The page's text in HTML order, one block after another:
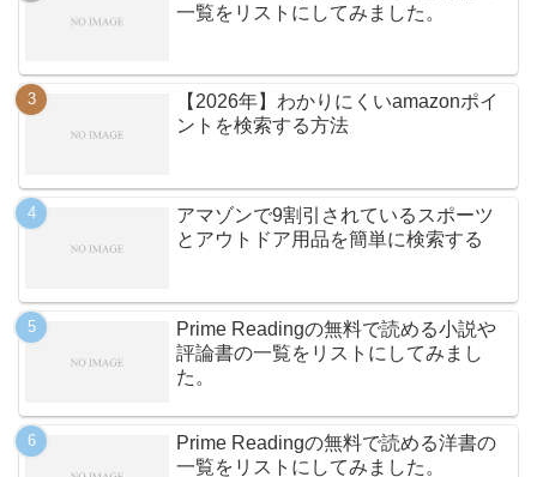
一覧をリストにしてみました。
【2026年】わかりにくいamazonポイ
ントを検索する方法
アマゾンで9割引されているスポーツ
とアウトドア用品を簡単に検索する
Prime Readingの無料で読める小説や
評論書の一覧をリストにしてみまし
た。
Prime Readingの無料で読める洋書の
一覧をリストにしてみました。